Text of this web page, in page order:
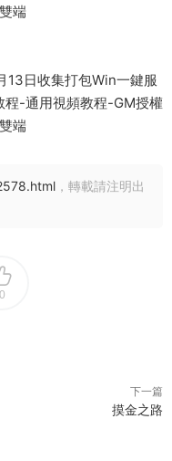
，轉載請注明出
0
下一篇
摸金之路